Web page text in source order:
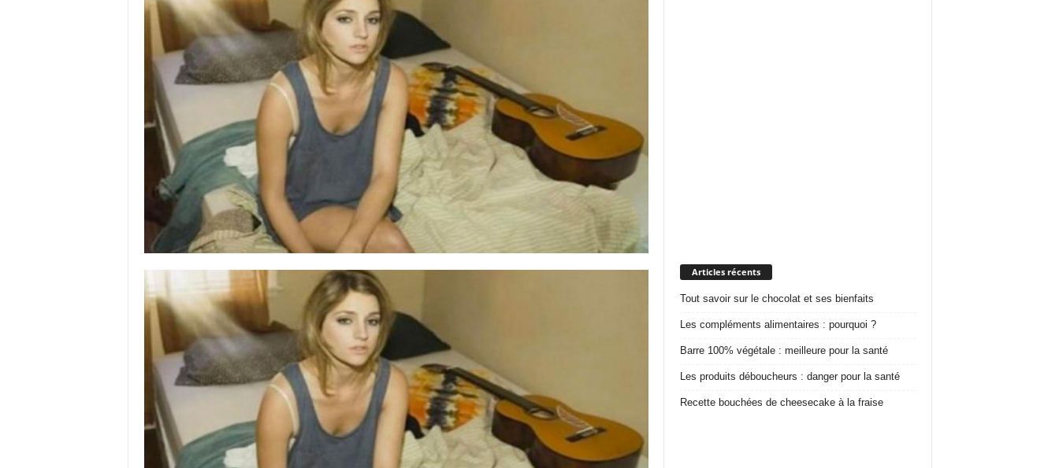
Articles récents
Tout savoir sur le chocolat et ses bienfaits
Les compléments alimentaires : pourquoi ?
Barre 100% végétale : meilleure pour la santé
Les produits déboucheurs : danger pour la santé
Recette bouchées de cheesecake à la fraise